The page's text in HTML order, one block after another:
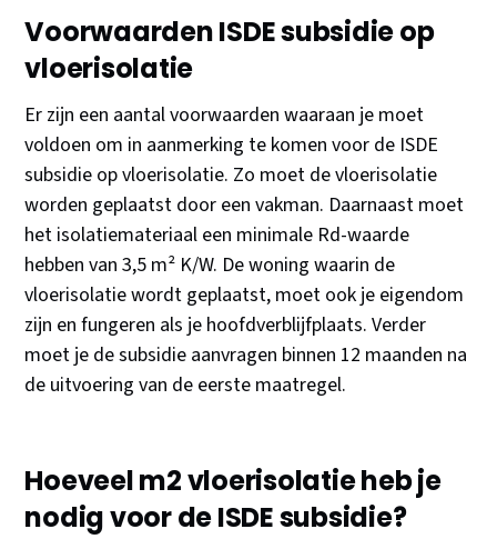
Voorwaarden ISDE subsidie op
vloerisolatie
Er zijn een aantal voorwaarden waaraan je moet
voldoen om in aanmerking te komen voor de ISDE
subsidie op vloerisolatie. Zo moet de vloerisolatie
worden geplaatst door een vakman. Daarnaast moet
het isolatiemateriaal een minimale Rd-waarde
hebben van 3,5 m² K/W. De woning waarin de
vloerisolatie wordt geplaatst, moet ook je eigendom
zijn en fungeren als je hoofdverblijfplaats. Verder
moet je de subsidie aanvragen binnen 12 maanden na
de uitvoering van de eerste maatregel.
Hoeveel m2 vloerisolatie heb je
nodig voor de ISDE subsidie?